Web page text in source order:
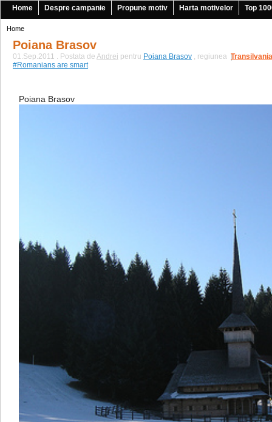
Home Despre campanie Propune motiv Harta motivelor Top
Home
Poiana Brasov
01.Sep.2011 . Postata de Andrei pentru Poiana Brasov , regiunea Transilvania
|
#Romanians are smart
Poiana Brasov